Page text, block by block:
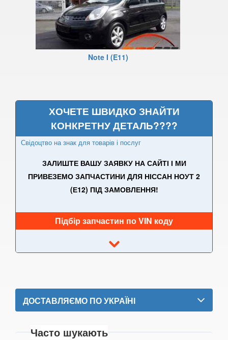
370Z V (Z34)
Armada
Cube III (Z12)
Frontier II (D22)
Frontier II (D22 Navara)
Frontier II (NP-300)
Frontier III (D40)
Frontier IV (D23)
Interstar (X70)
Juke (F15, F15E)
Kubistar (X76)
Note I (E11)
ХОЧЕТЕ ШВИДКО ЗНАЙТИ
КОНКРЕТНУ ДЕТАЛЬ????
Свідоцтво на знак для товарів і послуг
ЗАЛИШТЕ ВАШУ ЗАЯВКУ НА САЙТІ І МИ
ПРИВЕЗЕМО ЗАПЧАСТИНИ ДЛЯ НІССАН НОУТ 2
(Е12) ПІД ЗАМОВЛЕННЯ!
Підбір запчастин по VIN коду
ДОСТАВЛЯЄМО ПО УКРАЇНІ
Часто шукають